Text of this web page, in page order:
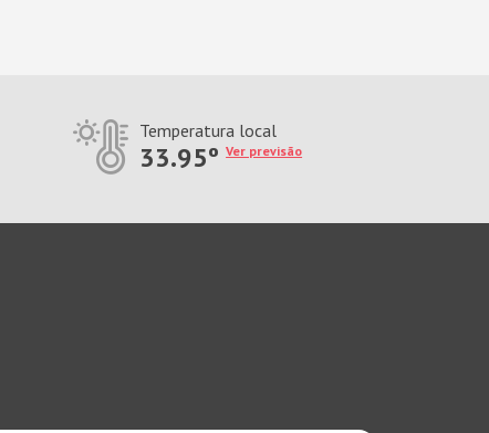
Temperatura local
33.95ºVer previsão